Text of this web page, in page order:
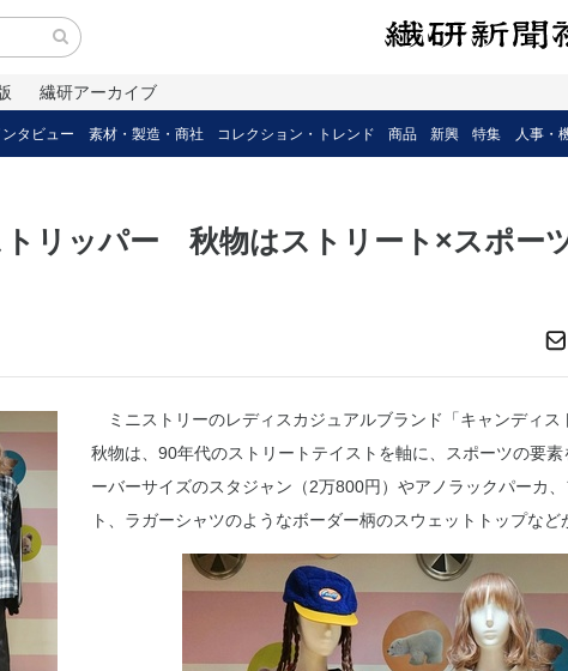
繊研アーカイブ
ンタビュー 素材・製造・商社 コレクション・トレンド 商品 新興 特集 人事・
リッパー 秋物はストリート×スポー
ミニストリーのレディスカジュアルブランド「キャンディス
秋物は、90年代のストリートテイストを軸に、スポーツの要
ーバーサイズのスタジャン（2万800円）やアノラックパーカ
ト、ラガーシャツのようなボーダー柄のスウェットトップなど